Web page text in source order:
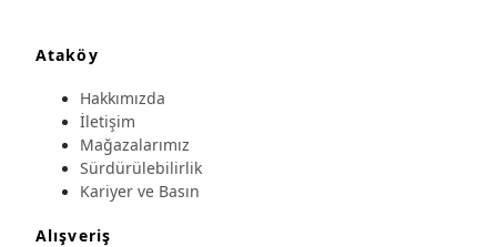
Ataköy
Hakkımızda
İletişim
Mağazalarımız
Sürdürülebilirlik
Kariyer ve Basın
Alışveriş